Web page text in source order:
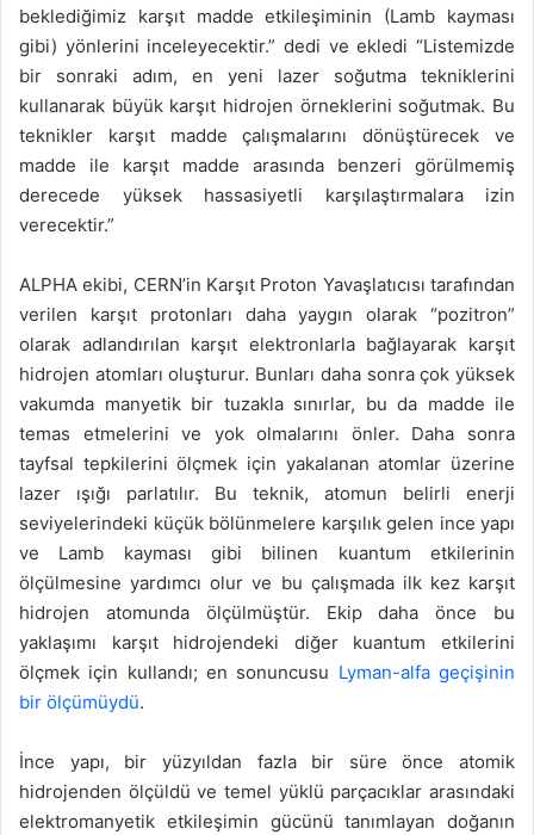
beklediğimiz karşıt madde etkileşiminin (Lamb kayması
gibi) yönlerini inceleyecektir.” dedi ve ekledi “Listemizde
bir sonraki adım, en yeni lazer soğutma tekniklerini
kullanarak büyük karşıt hidrojen örneklerini soğutmak. Bu
teknikler karşıt madde çalışmalarını dönüştürecek ve
madde ile karşıt madde arasında benzeri görülmemiş
derecede yüksek hassasiyetli karşılaştırmalara izin
verecektir.”
ALPHA ekibi, CERN’in Karşıt Proton Yavaşlatıcısı tarafından
verilen karşıt protonları daha yaygın olarak “pozitron”
olarak adlandırılan karşıt elektronlarla bağlayarak karşıt
hidrojen atomları oluşturur. Bunları daha sonra çok yüksek
vakumda manyetik bir tuzakla sınırlar, bu da madde ile
temas etmelerini ve yok olmalarını önler. Daha sonra
tayfsal tepkilerini ölçmek için yakalanan atomlar üzerine
lazer ışığı parlatılır. Bu teknik, atomun belirli enerji
seviyelerindeki küçük bölünmelere karşılık gelen ince yapı
ve Lamb kayması gibi bilinen kuantum etkilerinin
ölçülmesine yardımcı olur ve bu çalışmada ilk kez karşıt
hidrojen atomunda ölçülmüştür. Ekip daha önce bu
yaklaşımı karşıt hidrojendeki diğer kuantum etkilerini
ölçmek için kullandı; en sonuncusu Lyman-alfa geçişinin
bir ölçümüydü.
İnce yapı, bir yüzyıldan fazla bir süre önce atomik
hidrojenden ölçüldü ve temel yüklü parçacıklar arasındaki
elektromanyetik etkileşimin gücünü tanımlayan doğanın